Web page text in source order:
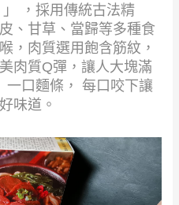
」 ，採用傳統古法精
、甘草、當歸等多種食
，肉質選用飽含筋紋，
肉質Q彈，讓人大塊滿
口麵條， 每口咬下讓
味道。